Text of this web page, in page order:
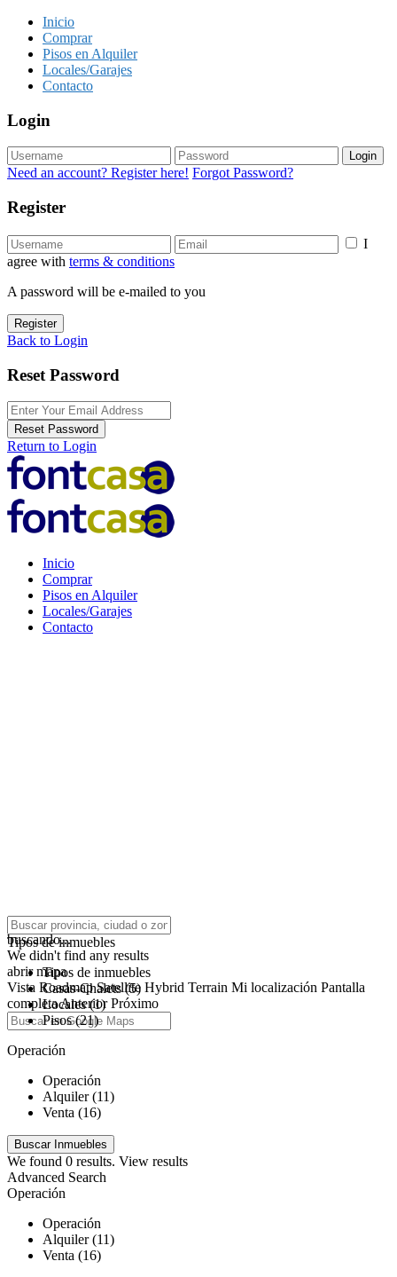
Inicio
Comprar
Pisos en Alquiler
Locales/Garajes
Contacto
Login
Login
Need an account? Register here! Forgot Password?
Register
I
agree with terms & conditions
A password will be e-mailed to you
Register
Back to Login
Reset Password
Reset Password
Return to Login
Inicio
Comprar
Pisos en Alquiler
Locales/Garajes
Contacto
click to enable zoom
buscando...
We didn't find any results
abrir mapa
Vista Roadmap Satellite Hybrid Terrain Mi localización Pantalla
completaAnterior Próximo
Tipos de inmuebles
Tipos de inmuebles
Casas-Chalets (5)
Locales (1)
Pisos (21)
Operación
Operación
Alquiler (11)
Venta (16)
We found 0 results. View results
Advanced Search
Operación
Operación
Alquiler (11)
Venta (16)